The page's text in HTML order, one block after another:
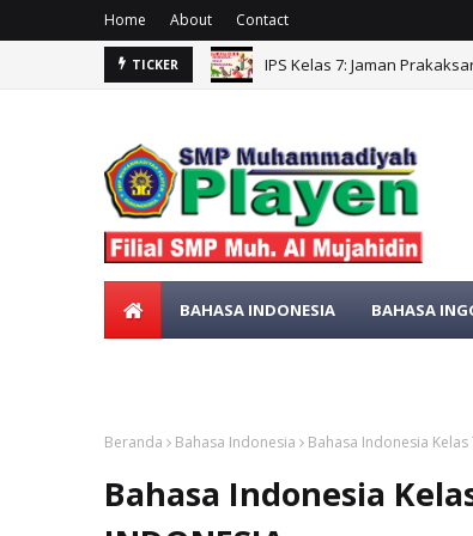
Home About Contact
TICKER
IPS kelas 7: CUACA, IKLIM,
BAHASA INDONESIA BAHASA
Beranda Bahasa Indonesia Bahasa Indonesia Kelas
Bahasa Indonesia